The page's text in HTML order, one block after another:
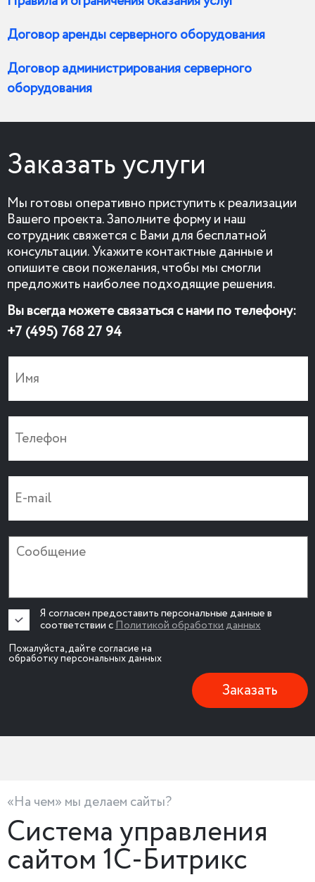
Договор аренды серверного оборудования
Договор администрирования серверного
оборудования
Заказать услуги
Мы готовы оперативно приступить к реализации
Вашего проекта. Заполните форму и наш
сотрудник свяжется с Вами для бесплатной
консультации. Укажите контактные данные и
опишите свои пожелания, чтобы мы смогли
предложить наиболее подходящие решения.
Вы всегда можете связаться с нами по телефону:
+7 (495) 768 27 94
Я согласен предоставить персональные данные в
соответствии сПолитикой обработки данных
Пожалуйста, дайте согласие на
обработку персональных данных
Заказать
«На чем» мы делаем сайты?
Система управления
сайтом 1С-Битрикс